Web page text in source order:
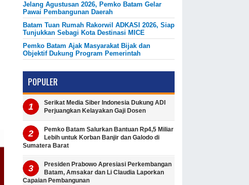
Jelang Agustusan 2026, Pemko Batam Gelar
Pawai Pembangunan Daerah
Batam Tuan Rumah Rakorwil ADKASI 2026, Siap
Tunjukkan Sebagi Kota Destinasi MICE
Pemko Batam Ajak Masyarakat Bijak dan
Objektif Dukung Program Pemerintah
POPULER
Serikat Media Siber Indonesia Dukung ADI
Perjuangkan Kelayakan Gaji Dosen
Pemko Batam Salurkan Bantuan Rp4,5 Miliar
Lebih untuk Korban Banjir dan Galodo di
Sumatera Barat
Presiden Prabowo Apresiasi Perkembangan
Batam, Amsakar dan Li Claudia Laporkan
Capaian Pembangunan